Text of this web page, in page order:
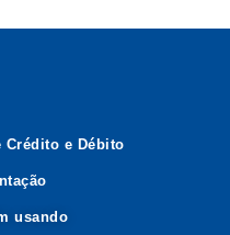
Crédito e Débito
usando